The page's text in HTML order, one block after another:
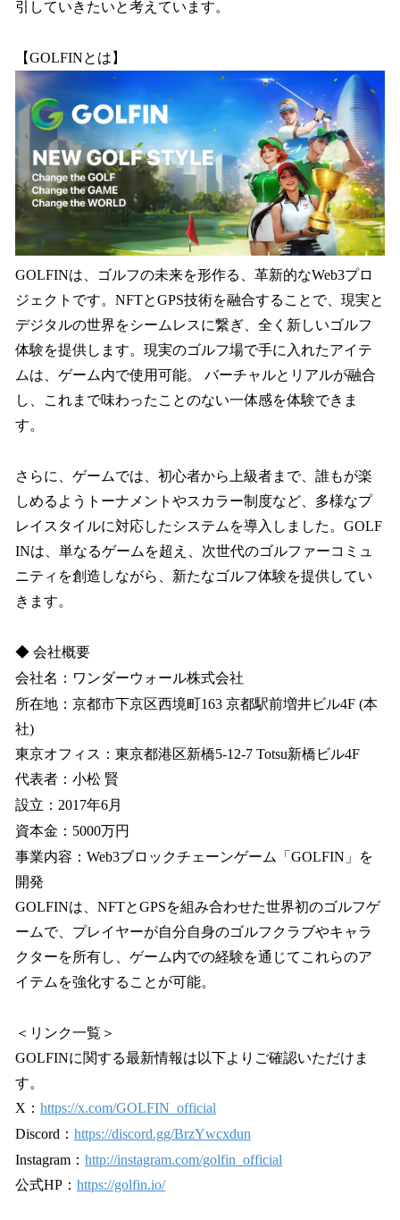
引していきたいと考えています。
【GOLFINとは】
GOLFINは、ゴルフの未来を形作る、革新的なWeb3プロ
ジェクトです。NFTとGPS技術を融合することで、現実と
デジタルの世界をシームレスに繋ぎ、全く新しいゴルフ
体験を提供します。現実のゴルフ場で手に入れたアイテ
ムは、ゲーム内で使用可能。 バーチャルとリアルが融合
し、これまで味わったことのない一体感を体験できま
す。
さらに、ゲームでは、初心者から上級者まで、誰もが楽
しめるようトーナメントやスカラー制度など、多様なプ
レイスタイルに対応したシステムを導入しました。GOLF
INは、単なるゲームを超え、次世代のゴルファーコミュ
ニティを創造しながら、新たなゴルフ体験を提供してい
きます。
◆ 会社概要
会社名：ワンダーウォール株式会社
所在地：京都市下京区西境町163 京都駅前増井ビル4F (本
社)
東京オフィス：東京都港区新橋5-12-7 Totsu新橋ビル4F
代表者：小松 賢
設立：2017年6月
資本金：5000万円
事業内容：Web3ブロックチェーンゲーム「GOLFIN」を
開発
GOLFINは、NFTとGPSを組み合わせた世界初のゴルフゲ
ームで、プレイヤーが自分自身のゴルフクラブやキャラ
クターを所有し、ゲーム内での経験を通じてこれらのア
イテムを強化することが可能。
＜リンク一覧＞
GOLFINに関する最新情報は以下よりご確認いただけま
す。
X： https://x.com/GOLFIN_official
Discord： https://discord.gg/BrzYwcxdun
Instagram： http://instagram.com/golfin_official
公式HP： https://golfin.io/